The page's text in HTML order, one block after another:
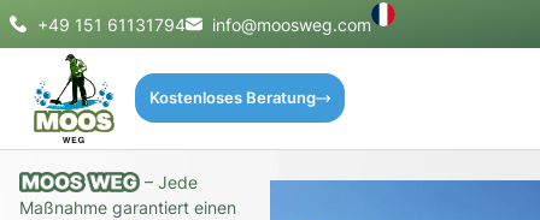
+49 151 61131794 info@moosweg.com
Kostenloses Beratung
– Jede
Maßnahme garantiert einen